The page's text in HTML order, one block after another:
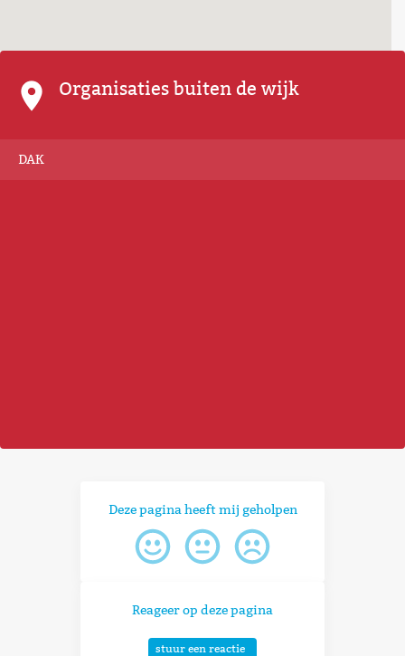
Organisaties buiten de wijk
DAK
Deze pagina heeft mij geholpen
Reageer op deze pagina
stuur een reactie